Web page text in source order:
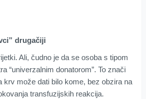
drugačiji
Ali, čudno je da se osoba s tipom
“univerzalnim donatorom”. To znači
krv može dati bilo kome, bez obzira na
transfuzijskih reakcija.